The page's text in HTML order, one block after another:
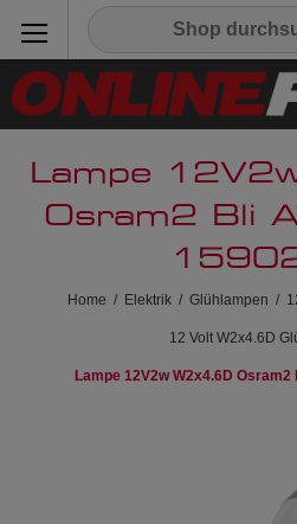
Lampe
Osram2 Bli
Home / Elektrik / Glühlampen /
12 Volt W2x4.6D
Lampe 12V2w W2x4.6D